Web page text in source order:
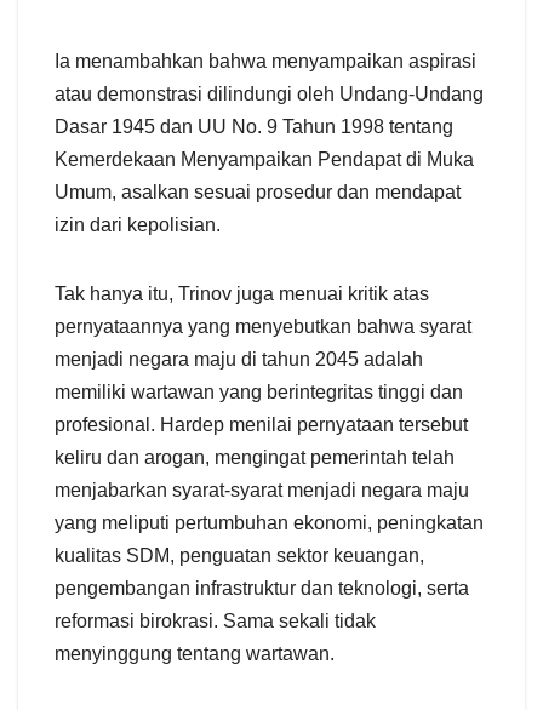
Ia menambahkan bahwa menyampaikan aspirasi
atau demonstrasi dilindungi oleh Undang-Undang
Dasar 1945 dan UU No. 9 Tahun 1998 tentang
Kemerdekaan Menyampaikan Pendapat di Muka
Umum, asalkan sesuai prosedur dan mendapat
izin dari kepolisian.
Tak hanya itu, Trinov juga menuai kritik atas
pernyataannya yang menyebutkan bahwa syarat
menjadi negara maju di tahun 2045 adalah
memiliki wartawan yang berintegritas tinggi dan
profesional. Hardep menilai pernyataan tersebut
keliru dan arogan, mengingat pemerintah telah
menjabarkan syarat-syarat menjadi negara maju
yang meliputi pertumbuhan ekonomi, peningkatan
kualitas SDM, penguatan sektor keuangan,
pengembangan infrastruktur dan teknologi, serta
reformasi birokrasi. Sama sekali tidak
menyinggung tentang wartawan.